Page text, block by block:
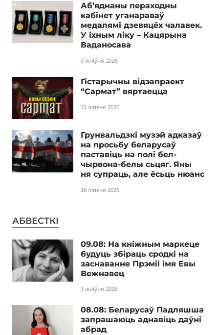
Аб’яднаны пераходны
кабінет уганараваў
медалямі дзевяцёх чалавек.
У іхным ліку – Кацярына
Ваданосава
3 жніўня 2026
Гістарычны відэапраект
“Сармат” вяртаецца
31 ліпеня 2026
Грунвальдзкі музэй адказаў
на просьбу беларусаў
паставіць на полі бел-
чырвона-белы сьцяг. Яны
ня супраць, але ёсьць нюанс
16 ліпеня 2026
АБВЕСТКІ
09.08: На кніжным маркеце
будуць збіраць сродкі на
заснаванне Прэміі імя Евы
Вежнавец
3 жніўня 2026
08.08: Беларусаў Падляшша
запрашаюць аднавіць даўні
абрад